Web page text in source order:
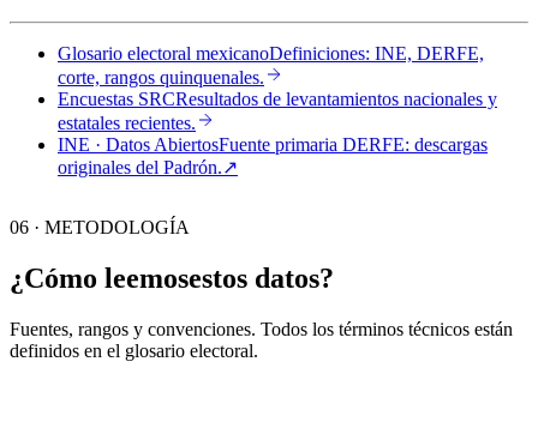
Glosario electoral mexicanoDefiniciones: INE, DERFE,
corte, rangos quinquenales.
Encuestas SRCResultados de levantamientos nacionales y
estatales recientes.
INE · Datos AbiertosFuente primaria DERFE: descargas
originales del Padrón.↗︎
06 · METODOLOGÍA
¿Cómo leemosestos datos?
Fuentes, rangos y convenciones. Todos los términos técnicos están
definidos en el glosario electoral.